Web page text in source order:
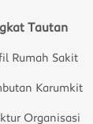
Tautan
Rumah Sakit
Karumkit
Organisasi